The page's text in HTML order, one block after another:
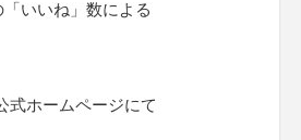
いいね」数による
式ホームページにて